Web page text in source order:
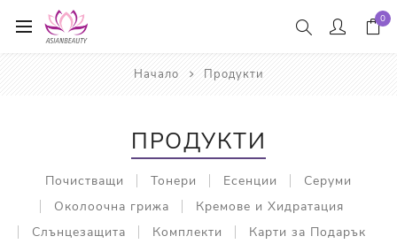
0
Начало Продукти
ПРОДУКТИ
Почистващи Тонери Есенции
Серуми
Околоочна грижа
Кремове и Хидратация
Слънцезащита
Комплекти Карти за Подарък